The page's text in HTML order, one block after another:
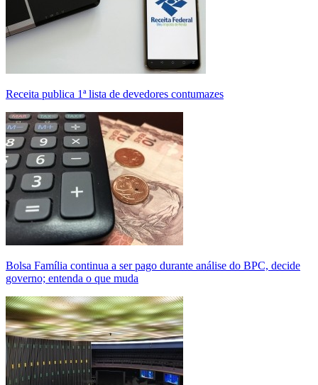
Receita publica 1ª lista de devedores contumazes
Bolsa Família continua a ser pago durante análise do BPC, decide
governo; entenda o que muda